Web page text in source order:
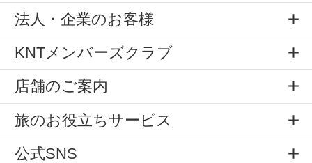
法人・企業のお客様
KNTメンバーズクラブ
店舗のご案内
旅のお役立ちサービス
公式SNS